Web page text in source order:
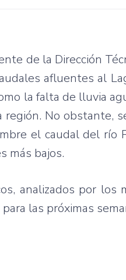
de la Dirección
afluentes al
la falta de lluvia
No obstante,
el caudal del río
más bajos.
analizados por los
las próximas